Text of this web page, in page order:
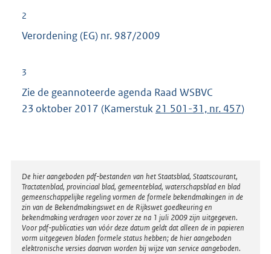
2
Verordening (EG) nr. 987/2009
3
Zie de geannoteerde agenda Raad WSBVC
23 oktober 2017 (Kamerstuk 21 501-31, nr. 457)
Disclaimer
De hier aangeboden pdf-bestanden van het Staatsblad, Staatscourant,
Tractatenblad, provinciaal blad, gemeenteblad, waterschapsblad en blad
gemeenschappelijke regeling vormen de formele bekendmakingen in de
zin van de Bekendmakingswet en de Rijkswet goedkeuring en
bekendmaking verdragen voor zover ze na 1 juli 2009 zijn uitgegeven.
Voor pdf-publicaties van vóór deze datum geldt dat alleen de in papieren
vorm uitgegeven bladen formele status hebben; de hier aangeboden
elektronische versies daarvan worden bij wijze van service aangeboden.